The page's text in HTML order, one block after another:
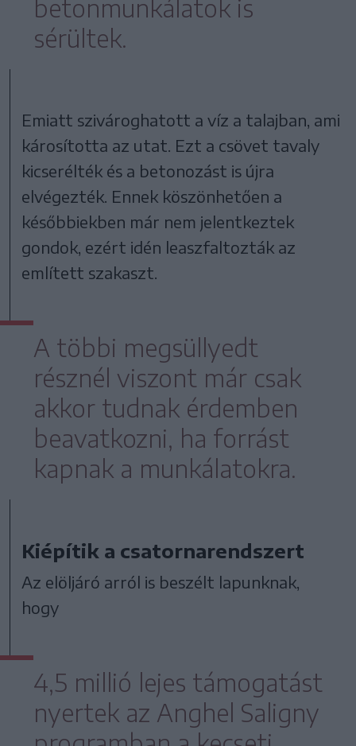
betonmunkálatok is
sérültek.
Emiatt szivároghatott a víz a talajban, ami
károsította az utat. Ezt a csövet tavaly
kicserélték és a betonozást is újra
elvégezték. Ennek köszönhetően a
későbbiekben már nem jelentkeztek
gondok, ezért idén leaszfaltozták az
említett szakaszt.
A többi megsüllyedt
résznél viszont már csak
akkor tudnak érdemben
beavatkozni, ha forrást
kapnak a munkálatokra.
Kiépítik a csatornarendszert
Az elöljáró arról is beszélt lapunknak,
hogy
4,5 millió lejes támogatást
nyertek az Anghel Saligny